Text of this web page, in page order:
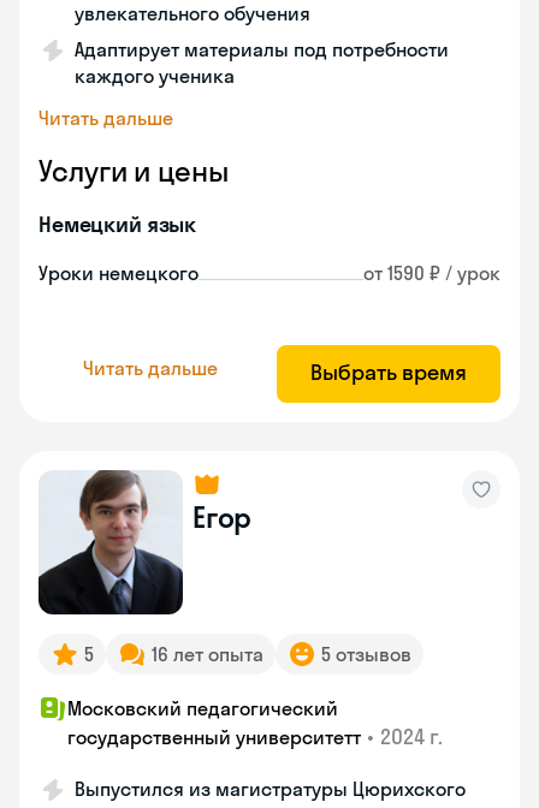
увлекательного обучения
Адаптирует материалы под потребности
каждого ученика
Читать дальше
Услуги и цены
Немецкий язык
Уроки немецкого от 1590 ₽ / урок
Читать дальше Выбрать время
Егор
5 16 лет опыта 5 отзывов
Московский педагогический
государственный университетт • 2024 г.
Выпустился из магистратуры Цюрихского